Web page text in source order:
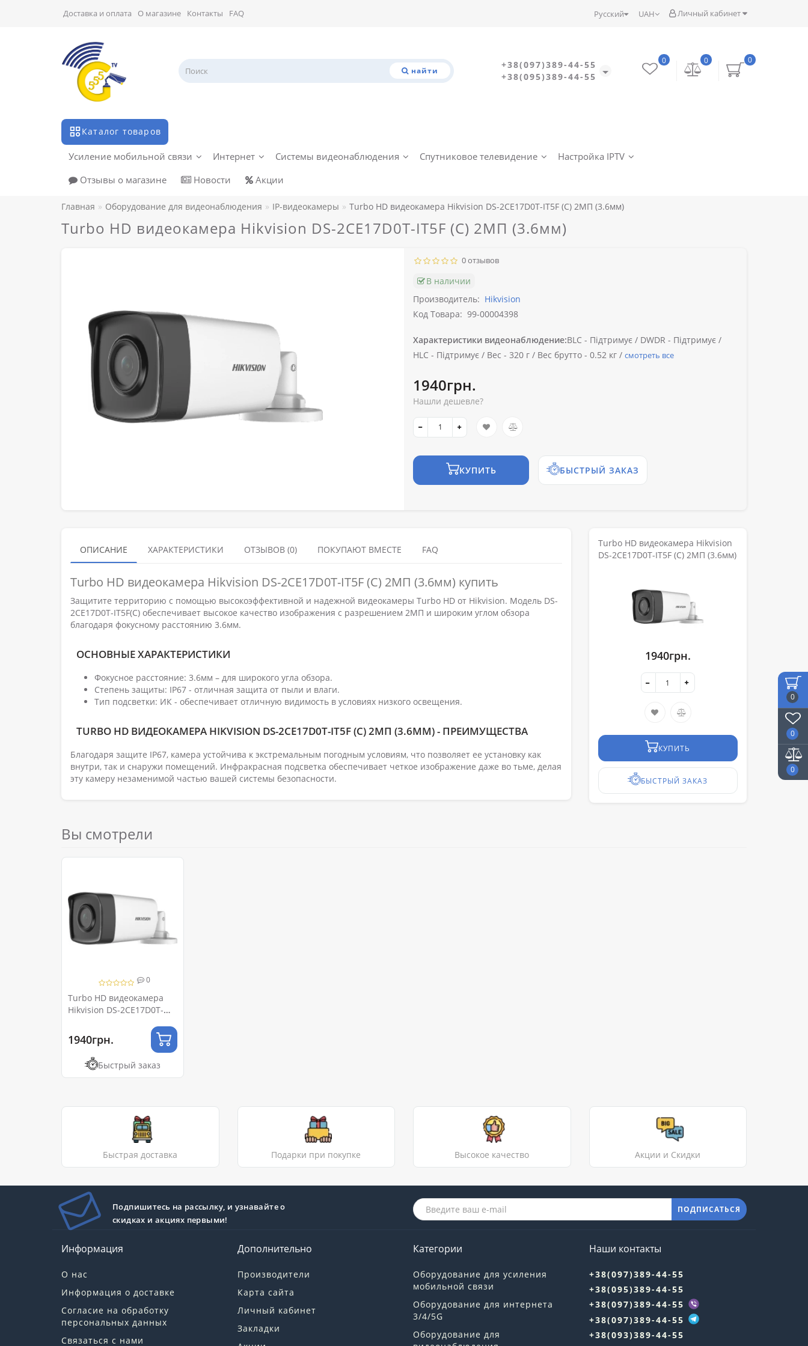
0
0
0
Личный кабинет
UAH
Русский
Доставка и оплата О магазине Контакты FAQ
найти
+38(097)389-44-55
+38(095)389-44-55
0
0
0
Каталог товаров
Усиление мобильной связи Интернет Системы видеонаблюдения Спутниковое телевидение
Настройка IPTV
Отзывы о магазине
Новости Акции
Главная Оборудование для видеонаблюдения IP-видеокамеры Turbo HD видеокамера Hikvision DS-2CE17D0T-IT5F (C) 2МП (3.6мм)
Turbo HD видеокамера Hikvision DS-2CE17D0T-IT5F (C) 2МП (3.6мм)
0 отзывов
В наличии
Производитель: Hikvision
Код Товара: 99-00004398
Характеристики видеонаблюдение:BLC - Підтримує / DWDR - Підтримує /
HLC - Підтримує / Вес - 320 г / Вес брутто - 0.52 кг / смотреть все
1940грн.
Нашли дешевле?
КУПИТЬ БЫСТРЫЙ ЗАКАЗ
ОПИСАНИЕ ХАРАКТЕРИСТИКИ ОТЗЫВОВ (0) ПОКУПАЮТ ВМЕСТЕ FAQ
Turbo HD видеокамера Hikvision DS-2CE17D0T-IT5F (C) 2МП (3.6мм) купить
Защитите территорию с помощью высокоэффективной и надежной видеокамеры Turbo HD от Hikvision. Модель DS-
2CE17D0T-IT5F(C) обеспечивает высокое качество изображения с разрешением 2МП и широким углом обзора
благодаря фокусному расстоянию 3.6мм.
ОСНОВНЫЕ ХАРАКТЕРИСТИКИ
Фокусное расстояние: 3.6мм – для широкого угла обзора.
Степень защиты: IP67 - отличная защита от пыли и влаги.
Тип подсветки: ИК - обеспечивает отличную видимость в условиях низкого освещения.
TURBO HD ВИДЕОКАМЕРА HIKVISION DS-2CE17D0T-IT5F (C) 2МП (3.6ММ) - ПРЕИМУЩЕСТВА
Благодаря защите IP67, камера устойчива к экстремальным погодным условиям, что позволяет ее установку как
внутри, так и снаружи помещений. Инфракрасная подсветка обеспечивает четкое изображение даже во тьме, делая
эту камеру незаменимой частью вашей системы безопасности.
Turbo HD видеокамера Hikvision
DS-2CE17D0T-IT5F (C) 2МП (3.6мм)
1940грн.
КУПИТЬ
БЫСТРЫЙ ЗАКАЗ
Вы смотрели
0
Turbo HD видеокамера
Hikvision DS-2CE17D0T-
1940грн.
Быстрый заказ
Быстрая доставка Подарки при покупке Высокое качество Акции и Скидки
Подпишитесь на рассылку, и узнавайте о
скидках и акциях первыми!
ПОДПИСАТЬСЯ
Информация
О нас
Информация о доставке
Согласие на обработку
персональных данных
Связаться с нами
Дополнительно
Производители
Карта сайта
Личный кабинет
Закладки
Категории
Оборудование для усиления
мобильной связи
Оборудование для интернета
3/4/5G
Оборудование для
Наши контакты
+38(097)389-44-55
+38(095)389-44-55
+38(097)389-44-55
+38(097)389-44-55
+38(093)389-44-55